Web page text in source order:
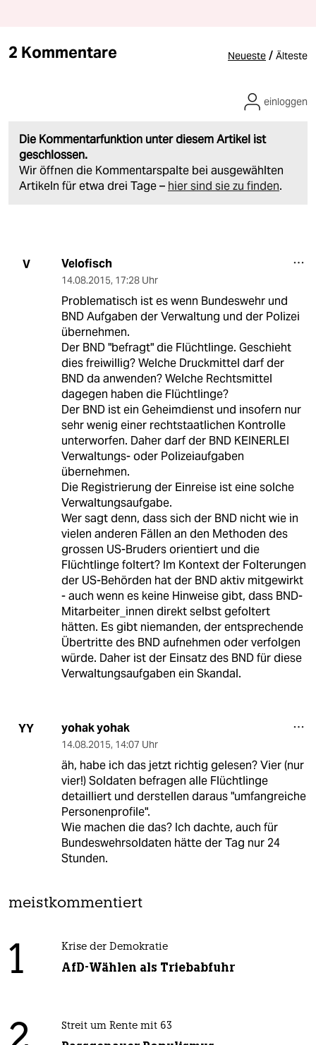
2 Kommentare Neueste / Älteste
Die Kommentarfunktion unter diesem Artikel ist
geschlossen.
Wir öffnen die Kommentarspalte bei ausgewählten
Artikeln für etwa drei Tage – hier sind sie zu finden.
einloggen
V Velofisch
14.08.2015, 17:28 Uhr
Problematisch ist es wenn Bundeswehr und
BND Aufgaben der Verwaltung und der Polizei
übernehmen.
Der BND "befragt" die Flüchtlinge. Geschieht
dies freiwillig? Welche Druckmittel darf der
BND da anwenden? Welche Rechtsmittel
dagegen haben die Flüchtlinge?
Der BND ist ein Geheimdienst und insofern nur
sehr wenig einer rechtstaatlichen Kontrolle
unterworfen. Daher darf der BND KEINERLEI
Verwaltungs- oder Polizeiaufgaben
übernehmen.
Die Registrierung der Einreise ist eine solche
Verwaltungsaufgabe.
Wer sagt denn, dass sich der BND nicht wie in
vielen anderen Fällen an den Methoden des
grossen US-Bruders orientiert und die
Flüchtlinge foltert? Im Kontext der Folterungen
der US-Behörden hat der BND aktiv mitgewirkt
- auch wenn es keine Hinweise gibt, dass BND-
Mitarbeiter_innen direkt selbst gefoltert
hätten. Es gibt niemanden, der entsprechende
Übertritte des BND aufnehmen oder verfolgen
würde. Daher ist der Einsatz des BND für diese
Verwaltungsaufgaben ein Skandal.
YY yohak yohak
14.08.2015, 14:07 Uhr
äh, habe ich das jetzt richtig gelesen? Vier (nur
vier!) Soldaten befragen alle Flüchtlinge
detailliert und derstellen daraus "umfangreiche
Personenprofile".
Wie machen die das? Ich dachte, auch für
Bundeswehrsoldaten hätte der Tag nur 24
Stunden.
meistkommentiert
1 Krise der Demokratie
AfD-Wählen als Triebabfuhr
Streit um Rente mit 63